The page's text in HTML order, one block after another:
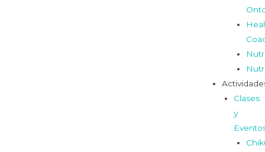
Clases
y